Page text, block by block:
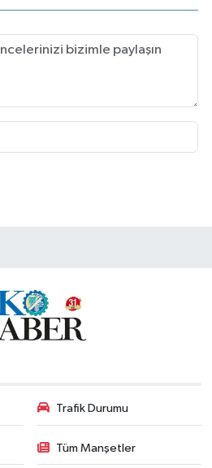
Trafik Durumu
Tüm Manşetler